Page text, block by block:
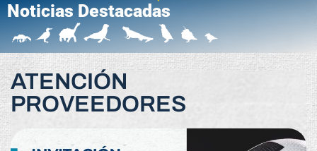
Noticias Destacadas
ATENCIÓN
PROVEEDORES